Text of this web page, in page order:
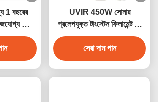
1 বছরের
গোল্ড
ল্যাম্প
UVIR 450W সোনার
প্রলেপযুক্ত টাংস্টেন ফিলামেন্ট রিং
ইনফ্রারেড ল্যাম্প
সেরা দাম পান